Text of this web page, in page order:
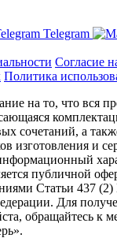
Telegram
Согласие
Политика
на то, что вся
сочетаний, а
изготовления и
публичной
Статьи 437 (2)
Для
обращайтесь к